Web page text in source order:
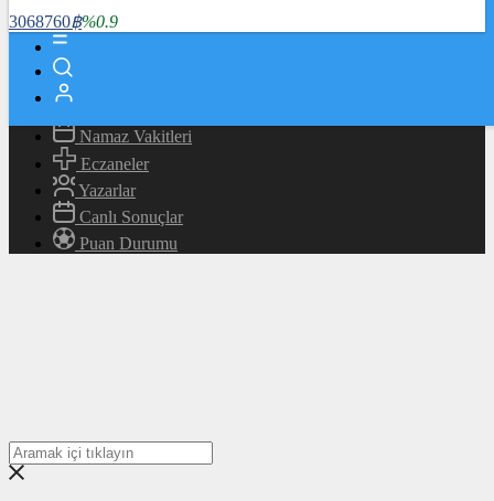
3068760฿%0.9
Namaz Vakitleri
Eczaneler
Yazarlar
Canlı Sonuçlar
Puan Durumu